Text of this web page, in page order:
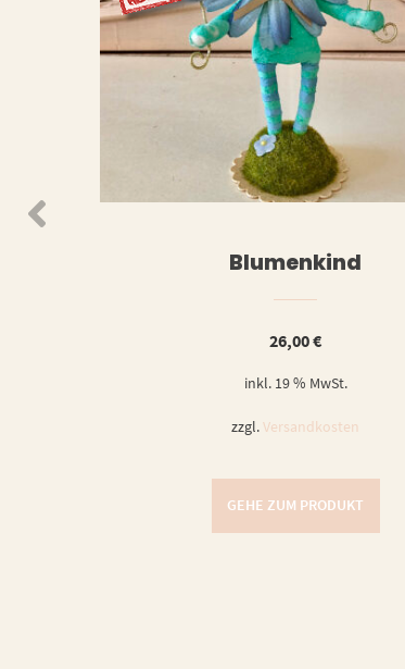
Blumenkind
26,00€
inkl. 19 % MwSt.
zzgl.Versandkosten
GEHE ZUM PRODUKT